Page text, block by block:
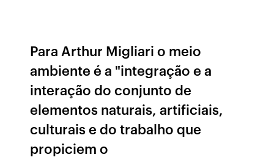
Para Arthur Migliari o meio
ambiente é a "integração e a
interação do conjunto de
elementos naturais, artificiais,
culturais e do trabalho que
propiciem o